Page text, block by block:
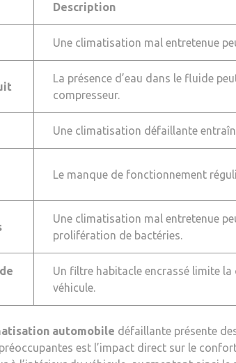
Description
Une climatisation mal entretenue
La présence d’eau dans le fluide
compresseur.
Une climatisation défaillante
Le manque de fonctionnement
Une climatisation mal entretenue
prolifération de bactéries.
Un filtre habitacle encrassé limite
véhicule.
automobile défaillante présente
est l’impact direct sur le